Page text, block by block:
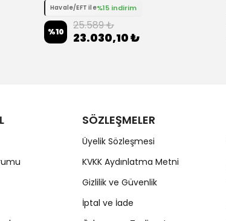
Havale/EFT ile%15 indirim
%10 25.589 ₺
23.030,10 ₺
SÖZLEŞMELER
Üyelik Sözleşmesi
KVKK Aydınlatma Metni
Gizlilik ve Güvenlik
İptal ve İade